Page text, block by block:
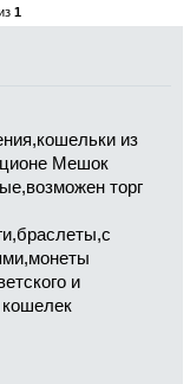
1
из
Мешок
торг
и
кошелек